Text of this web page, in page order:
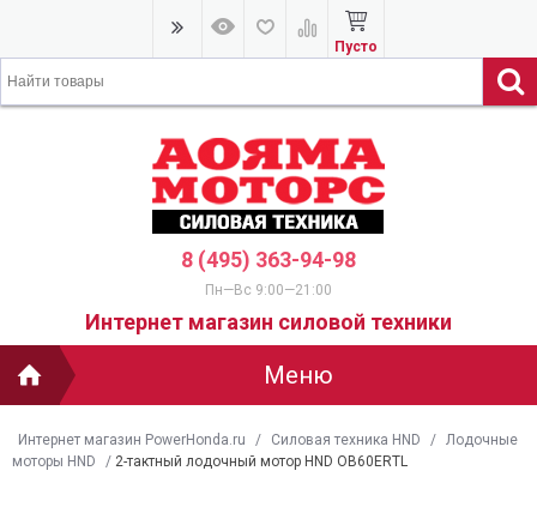
Пусто
8 (495) 363-94-98
Пн—Вс 9:00—21:00
Интернет магазин силовой техники
Меню
Интернет магазин PowerHonda.ru / Силовая техника HND / Лодочные
моторы HND
/ 2-тактный лодочный мотор HND OB60ERTL